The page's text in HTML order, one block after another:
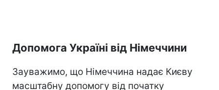
Допомога Україні від Німеччини
Зауважимо, що Німеччина надає Києву
масштабну допомогу від початку